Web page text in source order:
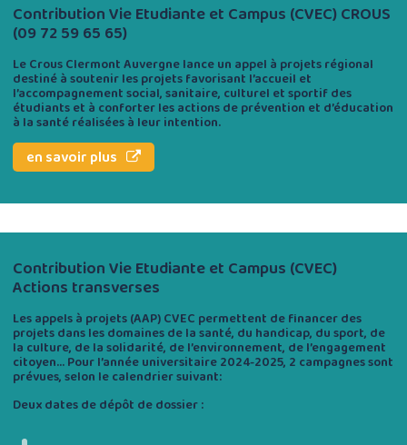
Contribution Vie Etudiante et Campus (CVEC) CROUS
(09 72 59 65 65)
Le Crous Clermont Auvergne lance un appel à projets régional
destiné à soutenir les projets favorisant l’accueil et
l’accompagnement social, sanitaire, culturel et sportif des
étudiants et à conforter les actions de prévention et d’éducation
à la santé réalisées à leur intention.
en savoir plus
Contribution Vie Etudiante et Campus (CVEC)
Actions transverses
Les appels à projets (AAP) CVEC permettent de financer des
projets dans les domaines de la santé, du handicap, du sport, de
la culture, de la solidarité, de l’environnement, de l’engagement
citoyen… Pour l’année universitaire 2024-2025, 2 campagnes sont
prévues, selon le calendrier suivant:
Deux dates de dépôt de dossier :